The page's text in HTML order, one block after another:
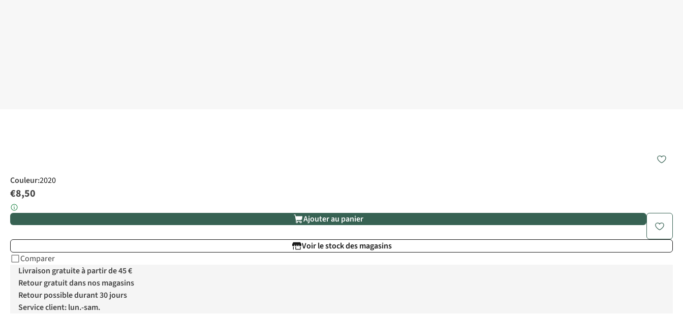
Couleur:2020
€8,50
Ajouter au panier
Voir le stock des magasins
Comparer
Livraison gratuite à partir de 45 €
Retour gratuit dans nos magasins
Retour possible durant 30 jours
Service client: lun.-sam.